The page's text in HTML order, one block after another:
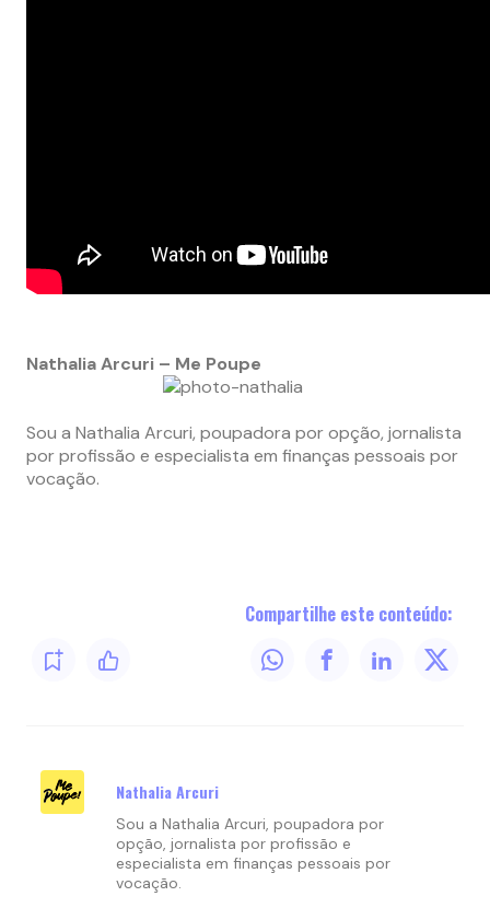
Nathalia Arcuri – Me Poupe
Sou a Nathalia Arcuri, poupadora por opção, jornalista
por profissão e especialista em finanças pessoais por
vocação.
Compartilhe este conteúdo:
Nathalia Arcuri
Sou a Nathalia Arcuri, poupadora por
opção, jornalista por profissão e
especialista em finanças pessoais por
vocação.